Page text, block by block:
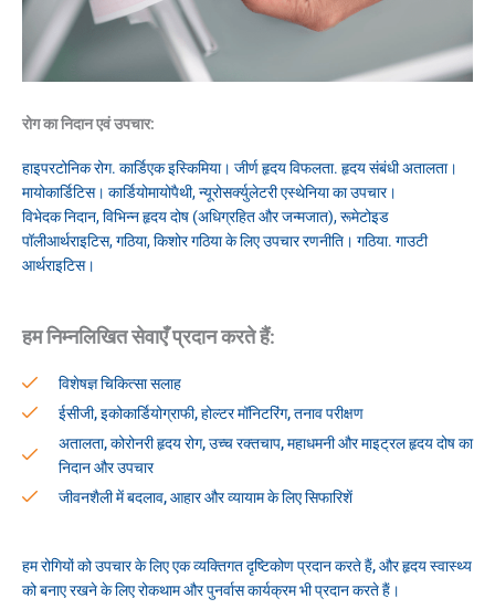
रोग का निदान एवं उपचार:
हाइपरटोनिक रोग. कार्डिएक इस्किमिया। जीर्ण हृदय विफलता. हृदय संबंधी अतालता।
मायोकार्डिटिस। कार्डियोमायोपैथी, न्यूरोसर्क्युलेटरी एस्थेनिया का उपचार।
विभेदक निदान, विभिन्न हृदय दोष (अधिग्रहित और जन्मजात), रूमेटोइड
पॉलीआर्थराइटिस, गठिया, किशोर गठिया के लिए उपचार रणनीति। गठिया. गाउटी
आर्थराइटिस।
हम निम्नलिखित सेवाएँ प्रदान करते हैं:
विशेषज्ञ चिकित्सा सलाह
ईसीजी, इकोकार्डियोग्राफी, होल्टर मॉनिटरिंग, तनाव परीक्षण
अतालता, कोरोनरी हृदय रोग, उच्च रक्तचाप, महाधमनी और माइट्रल हृदय दोष का
निदान और उपचार
जीवनशैली में बदलाव, आहार और व्यायाम के लिए सिफारिशें
हम रोगियों को उपचार के लिए एक व्यक्तिगत दृष्टिकोण प्रदान करते हैं, और हृदय स्वास्थ्य
को बनाए रखने के लिए रोकथाम और पुनर्वास कार्यक्रम भी प्रदान करते हैं।